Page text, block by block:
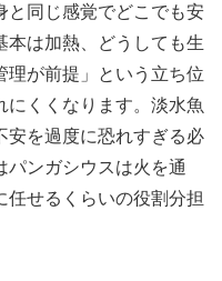
と同じ感覚でどこでも安
本は加熱、どうしても生
理が前提」という立ち位
にくくなります。淡水魚
安を過度に恐れすぎる必
パンガシウスは火を通
任せるくらいの役割分担